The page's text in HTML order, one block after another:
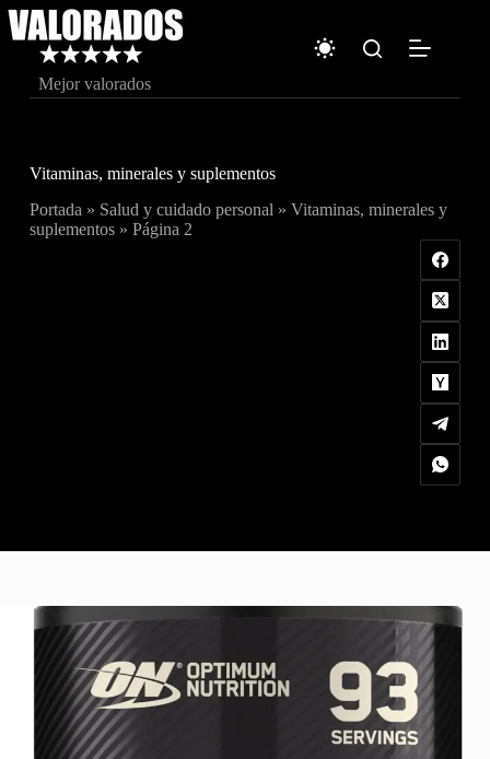
Saltar
al
contenido
Mejor valorados
Vitaminas, minerales y suplementos
Portada » Salud y cuidado personal » Vitaminas, minerales y
suplementos» Página 2